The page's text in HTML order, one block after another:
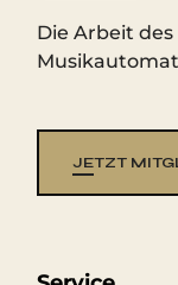
Die Arbeit
JETZT